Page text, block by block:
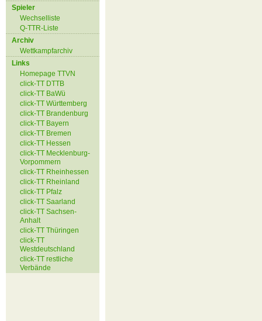
Spieler
Wechselliste
Q-TTR-Liste
Archiv
Wettkampfarchiv
Links
Homepage TTVN
click-TT DTTB
click-TT BaWü
click-TT Württemberg
click-TT Brandenburg
click-TT Bayern
click-TT Bremen
click-TT Hessen
click-TT Mecklenburg-
Vorpommern
click-TT Rheinhessen
click-TT Rheinland
click-TT Pfalz
click-TT Saarland
click-TT Sachsen-
Anhalt
click-TT Thüringen
click-TT
Westdeutschland
click-TT restliche
Verbände